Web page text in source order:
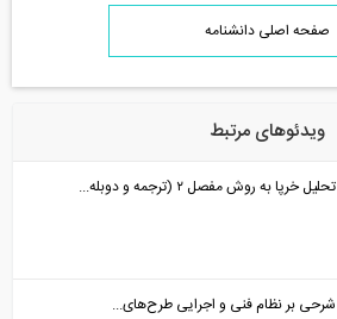
صفحه اصلی دانشنامه
ویدئوهای مرتبط
تحلیل خرپا به روش مفصل ۲ (ترجمه و دوبله...
شرحی بر نظام فنی و اجرایی طرح‌های...